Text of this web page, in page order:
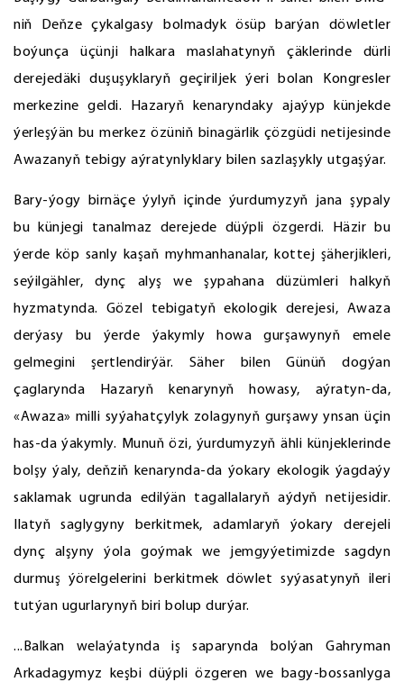
niň Deňze çykalgasy bolmadyk ösüp barýan döwletler
boýunça üçünji halkara maslahatynyň çäklerinde dürli
derejedäki duşuşyklaryň geçiriljek ýeri bolan Kongresler
merkezine geldi. Hazaryň kenaryndaky ajaýyp künjekde
ýerleşýän bu merkez özüniň binagärlik çözgüdi netijesinde
Awazanyň tebigy aýratynlyklary bilen sazlaşykly utgaşýar.
Bary-ýogy birnäçe ýylyň içinde ýurdumyzyň jana şypaly
bu künjegi tanalmaz derejede düýpli özgerdi. Häzir bu
ýerde köp sanly kaşaň myhmanhanalar, kottej şäherjikleri,
seýilgähler, dynç alyş we şypahana düzümleri halkyň
hyzmatynda. Gözel tebigatyň ekologik derejesi, Awaza
derýasy bu ýerde ýakymly howa gurşawynyň emele
gelmegini şertlendirýär. Säher bilen Günüň dogýan
çaglarynda Hazaryň kenarynyň howasy, aýratyn-da,
«Awaza» milli syýahatçylyk zolagynyň gurşawy ynsan üçin
has-da ýakymly. Munuň özi, ýurdumyzyň ähli künjeklerinde
bolşy ýaly, deňziň kenarynda-da ýokary ekologik ýagdaýy
saklamak ugrunda edilýän tagallalaryň aýdyň netijesidir.
Ilatyň saglygyny berkitmek, adamlaryň ýokary derejeli
dynç alşyny ýola goýmak we jemgyýetimizde sagdyn
durmuş ýörelgelerini berkitmek döwlet syýasatynyň ileri
tutýan ugurlarynyň biri bolup durýar.
...Balkan welaýatynda iş saparynda bolýan Gahryman
Arkadagymyz keşbi düýpli özgeren we bagy-bossanlyga